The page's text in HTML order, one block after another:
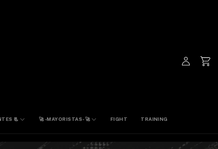
📃 🚀 -MAYORISTAS- 🚀 FIGHT TRAINING